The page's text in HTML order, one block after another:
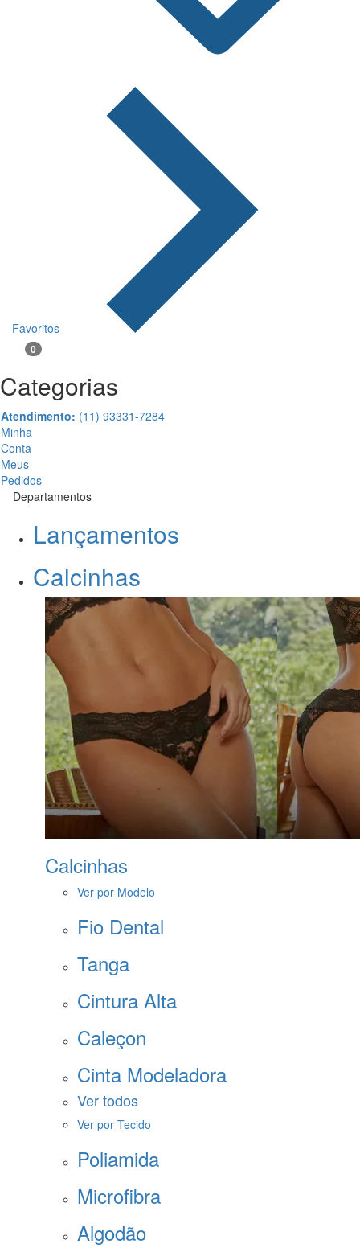
Favoritos
0
Categorias
Atendimento: (11) 93331-7284
Minha
Conta
Meus
Pedidos
Departamentos
Lançamentos
Calcinhas
Calcinhas
Ver por Modelo
Fio Dental
Tanga
Cintura Alta
Caleçon
Cinta Modeladora
Ver todos
Ver por Tecido
Poliamida
Microfibra
Algodão